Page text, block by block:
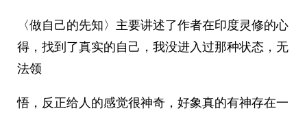
〈做自己的先知〉主要讲述了作者在印度灵修的心
得，找到了真实的自己，我没进入过那种状态，无
法领
悟，反正给人的感觉很神奇，好象真的有神存在一